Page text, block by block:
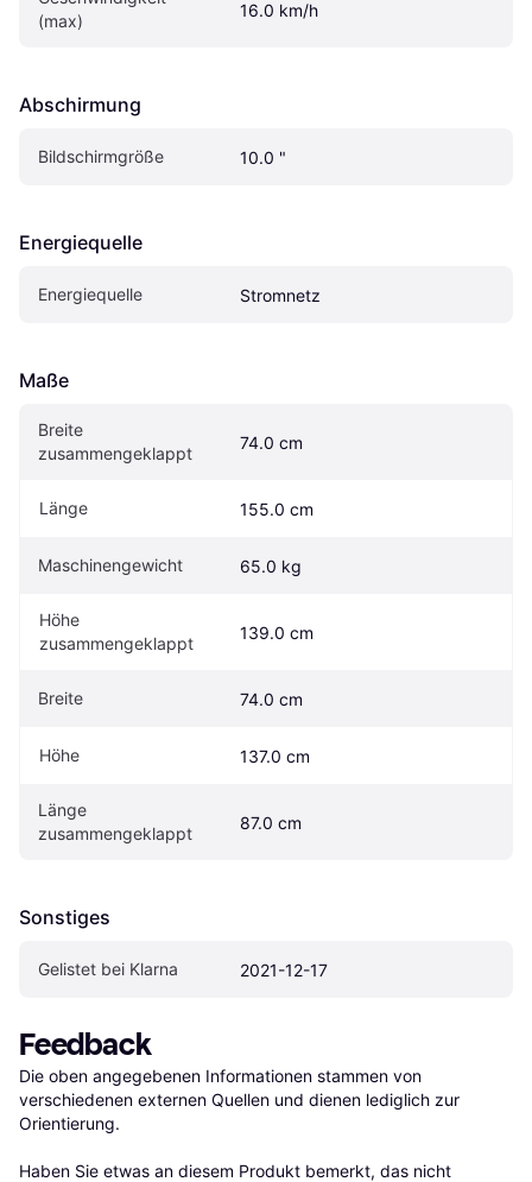
(max)
16.0 km/h
Abschirmung
Bildschirmgröße 10.0 "
Energiequelle
Energiequelle Stromnetz
Maße
Breite
zusammengeklappt
74.0 cm
Länge 155.0 cm
Maschinengewicht 65.0 kg
Höhe
zusammengeklappt
139.0 cm
Breite 74.0 cm
Höhe 137.0 cm
Länge
zusammengeklappt
87.0 cm
Sonstiges
Gelistet bei Klarna 2021-12-17
Feedback
Die oben angegebenen Informationen stammen von
verschiedenen externen Quellen und dienen lediglich zur
Orientierung.
Haben Sie etwas an diesem Produkt bemerkt, das nicht